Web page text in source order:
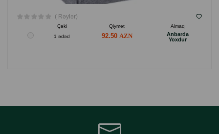
( Rəylər)
Çəki Qiymət
Almaq
1 ədəd
92.50
Anbarda
Yoxdur